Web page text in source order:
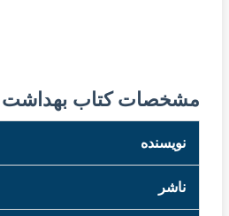
مشخصات کتاب بهداشت
نویسنده
ناشر